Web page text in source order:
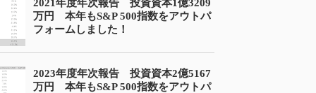
2021年度年次報告 投資資本1億3209
万円 本年もS&P 500指数をアウトパ
フォームしました！
2023年度年次報告 投資資本2億5167
万円 本年もS&P 500指数をアウトパ